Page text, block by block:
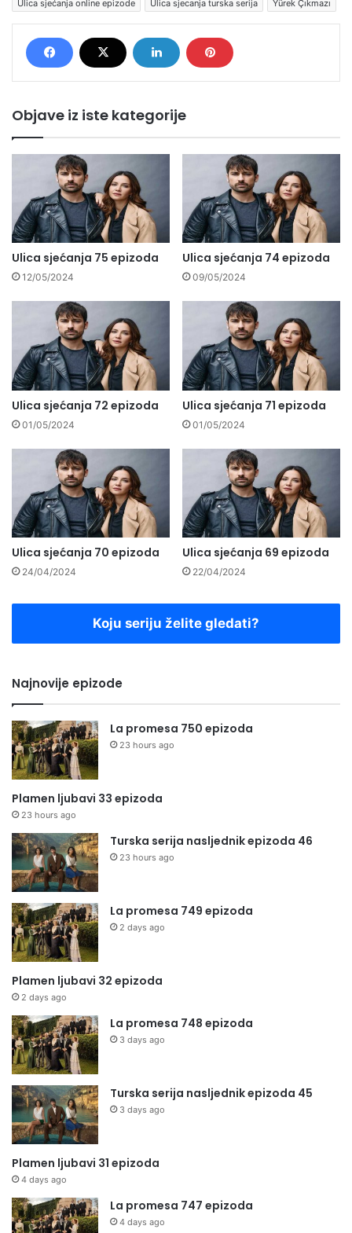
Ulica sjećanja online epizode Ulica sjecanja turska serija Yürek Çıkmazı
Objave iz iste kategorije
Ulica sjećanja 75 epizoda
12/05/2024
Ulica sjećanja 74 epizoda
09/05/2024
Ulica sjećanja 72 epizoda
01/05/2024
Ulica sjećanja 71 epizoda
01/05/2024
Ulica sjećanja 70 epizoda
24/04/2024
Ulica sjećanja 69 epizoda
22/04/2024
Koju seriju želite gledati?
Najnovije epizode
La promesa 750 epizoda
23 hours ago
Plamen ljubavi 33 epizoda
23 hours ago
Turska serija nasljednik epizoda 46
23 hours ago
La promesa 749 epizoda
2 days ago
Plamen ljubavi 32 epizoda
2 days ago
La promesa 748 epizoda
3 days ago
Turska serija nasljednik epizoda 45
3 days ago
Plamen ljubavi 31 epizoda
4 days ago
La promesa 747 epizoda
4 days ago